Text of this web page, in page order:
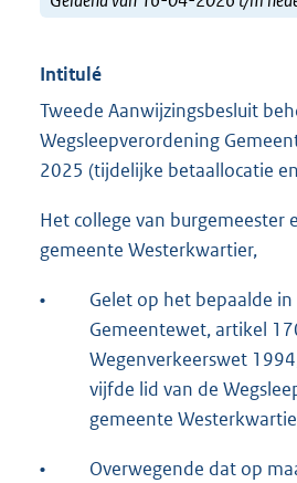
Intitulé
Tweede Aanwijzingsbesluit
Wegsleepverordening
2025 (tijdelijke betaallocatie
Het college van burgemeester
gemeente Westerkwartier,
•
Gelet op het bepaalde
Gemeentewet, artikel
Wegenverkeerswet
vijfde lid van de
gemeente
•
Overwegende dat op